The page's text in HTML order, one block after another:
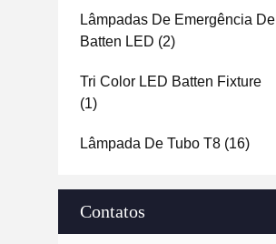
Lâmpadas De Emergência De
Batten LED (2)
Tri Color LED Batten Fixture
(1)
Lâmpada De Tubo T8 (16)
Contatos